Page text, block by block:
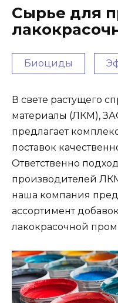
Сырье для
Биоциды
В свете растущего
материалы (ЛКМ),
предлагает
поставок
Ответственно
производителей
наша компания
ассортимент
лакокрасочной